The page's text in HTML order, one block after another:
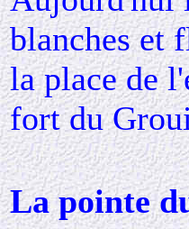
blanches et
la place de
fort du
La pointe